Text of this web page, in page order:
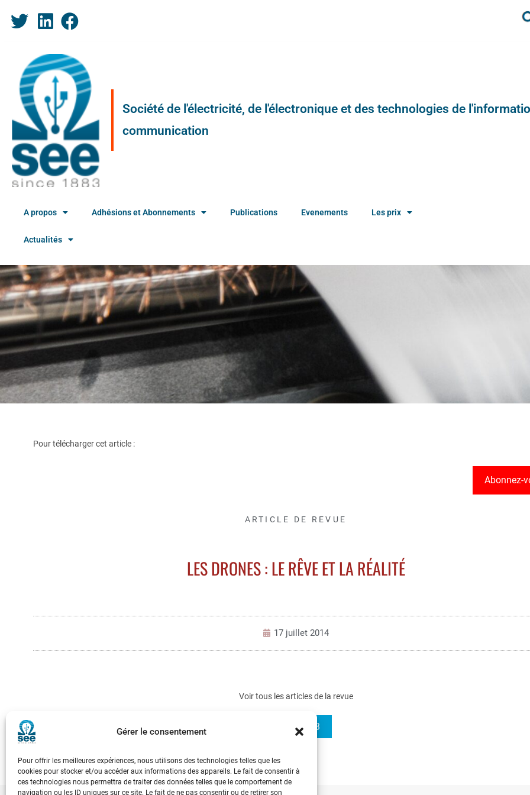
Gérer le consentement
Pour offrir les meilleures expériences, nous utilisons des technologies telles que les
cookies pour stocker et/ou accéder aux informations des appareils. Le fait de consentir à
ces technologies nous permettra de traiter des données telles que le comportement de
navigation ou les ID uniques sur ce site. Le fait de ne pas consentir ou de retirer son
Société de l'électricité, de l'électronique et des technologies de
communication
A propos Adhésions et Abonnements Publications Evenements Les prix
Actualités
Pour télécharger cet article :
Abonnez-
ARTICLE DE REVUE
LES DRONES : LE RÊVE ET LA RÉALITÉ
17 juillet 2014
Voir tous les articles de la revue
REE 2014-3